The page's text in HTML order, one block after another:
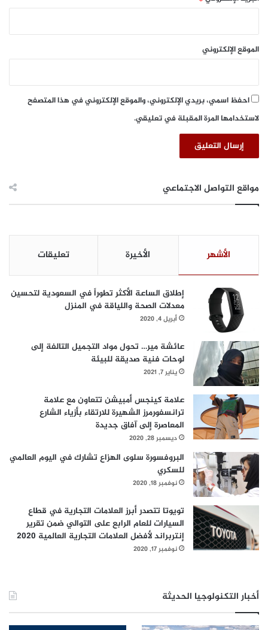
ه
ا
ن
ت
ر
ا
ش
ي
ز
ي
د
م
ن
ا
ل
س
ن
و
ا
ت
ط
ا
ك
و
ي
الموقع الإلكتروني
احفظ اسمي، بريدي الإلكتروني، والموقع الإلكتروني في هذا المتصفح
لاستخدامها المرة المقبلة في تعليقي.
مواقع التواصل الاجتماعي
الأشهر الأخيرة تعليقات
إطلاق الساعة الأكثر تطوراً في السعودية لتحسين
معدلات الصحة واللياقة في المنزل
أبريل 4, 2020
عائشة مير… تحول مواد التجميل التالفة إلى
لوحات فنية صديقة للبيئة
يناير 7, 2021
علامة كينجس أمبيشن تتعاون مع علامة
ترانسفورمرز الشهيرة للارتقاء بأزياء الشارع
المعاصرة إلى آفاق جديدة
ديسمبر 28, 2020
البروفسورة سلوى الهزاع تشارك في اليوم العالمي
للسكري
نوفمبر 18, 2020
تويوتا تتصدر أبرز العلامات التجارية في قطاع
السيارات للعام الرابع على التوالي ضمن تقرير
إنتربراند لأفضل العلامات التجارية العالمية 2020
نوفمبر 17, 2020
أخبار التكنولوجيا الحديثة